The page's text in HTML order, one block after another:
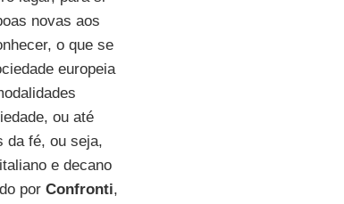
novas aos
o que se
europeia
ou até
da fé, ou seja,
e decano
por Confronti,